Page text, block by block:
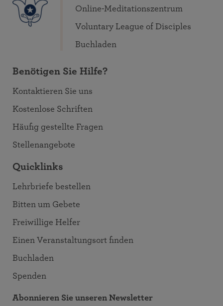
Online-Meditationszentrum
Voluntary League of Disciples
Buchladen
Benötigen Sie Hilfe?
Kontaktieren Sie uns
Kostenlose Schriften
Häufig gestellte Fragen
Stellenangebote
Quicklinks
Lehrbriefe bestellen
Bitten um Gebete
Freiwillige Helfer
Einen Veranstaltungsort finden
Buchladen
Spenden
Abonnieren Sie unseren Newsletter